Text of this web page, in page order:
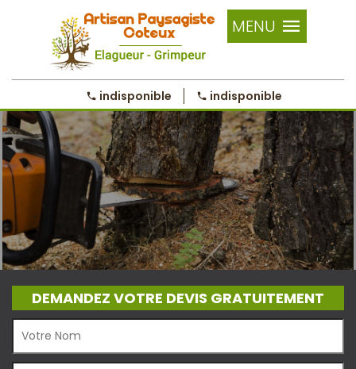
MENU
indisponible indisponible
DEMANDEZ VOTRE DEVIS GRATUITEMENT